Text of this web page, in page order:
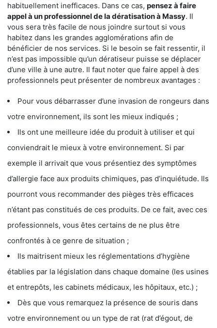
habituellement inefficaces. Dans ce cas, pensez à faire
appel à un professionnel de la dératisation à Massy. Il
vous sera très facile de nous joindre surtout si vous
habitez dans les grandes agglomérations afin de
bénéficier de nos services. Si le besoin se fait ressentir, il
n’est pas impossible qu’un dératiseur puisse se déplacer
d’une ville à une autre. Il faut noter que faire appel à des
professionnels peut présenter de nombreux avantages :
Pour vous débarrasser d’une invasion de rongeurs dans
votre environnement, ils sont les mieux indiqués ;
Ils ont une meilleure idée du produit à utiliser et qui
conviendrait le mieux à votre environnement. Si par
exemple il arrivait que vous présentiez des symptômes
d’allergie face aux produits chimiques, pas d’inquiétude. Ils
pourront vous recommander des pièges très efficaces
n’étant pas constitués de ces produits. De ce fait, avec ces
professionnels, vous êtes certains de ne plus être
confrontés à ce genre de situation ;
Ils maitrisent mieux les réglementations d’hygiène
établies par la législation dans chaque domaine (les usines
et entrepôts, les cabinets médicaux, les hôpitaux, etc.) ;
Dès que vous remarquez la présence de souris dans
votre environnement ou un type de rat (rat d’égout, de